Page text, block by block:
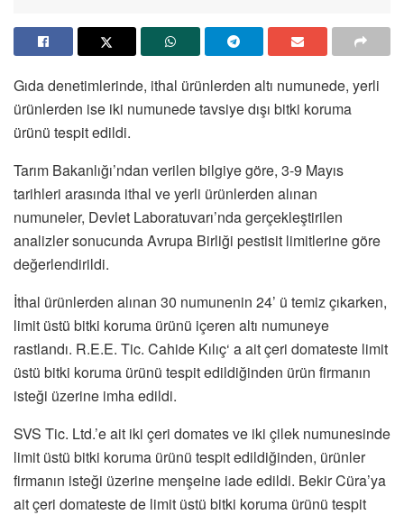
Gıda denetimlerinde, ithal ürünlerden altı numunede, yerli
ürünlerden ise iki numunede tavsiye dışı bitki koruma
ürünü tespit edildi.
Tarım Bakanlığı’ndan verilen bilgiye göre, 3-9 Mayıs
tarihleri arasında ithal ve yerli ürünlerden alınan
numuneler, Devlet Laboratuvarı’nda gerçekleştirilen
analizler sonucunda Avrupa Birliği pestisit limitlerine göre
değerlendirildi.
İthal ürünlerden alınan 30 numunenin 24’ ü temiz çıkarken,
limit üstü bitki koruma ürünü içeren altı numuneye
rastlandı. R.E.E. Tic. Cahide Kılıç‘ a ait çeri domateste limit
üstü bitki koruma ürünü tespit edildiğinden ürün firmanın
isteği üzerine imha edildi.
SVS Tic. Ltd.’e ait iki çeri domates ve iki çilek numunesinde
limit üstü bitki koruma ürünü tespit edildiğinden, ürünler
firmanın isteği üzerine menşeine iade edildi. Bekir Cüra’ya
ait çeri domateste de limit üstü bitki koruma ürünü tespit